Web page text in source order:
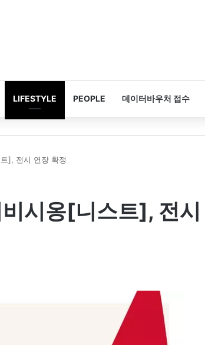
LIFESTYLE PEOPLE 데이터바우처 접수
], 전시 연장 확정
시옹[니스트], 전시